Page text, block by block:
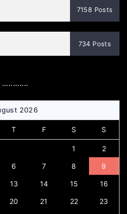
7158 Posts
734 Posts
............
2026
T F S S
1 2
6 7 8 9
13 14 15 16
20 21 22 23